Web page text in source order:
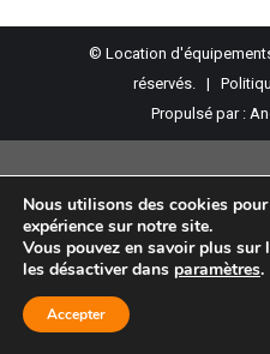
© Location
réservés. |
Propulsé par :
Nous utilisons des cookies
expérience sur notre site.
Vous pouvez en savoir plus
les désactiver dans paramètres.
Accepter